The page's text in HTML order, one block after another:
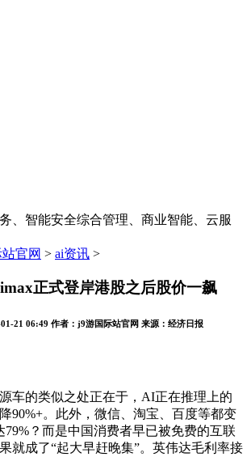
、智能安全综合管理、商业智能、云服
官网 > ai资讯 >
正式登岸港股之后股价一飙
21 06:49 作者： j9游国际站官网 来源： 经济日报
的类似之处正在于，AI正在推理上的
90%+。此外，微信、淘宝、百度等都变
‌79%‌？而是中国消费者早已被免费的互联
就成了“起大早赶晚集”。英伟达毛利率接